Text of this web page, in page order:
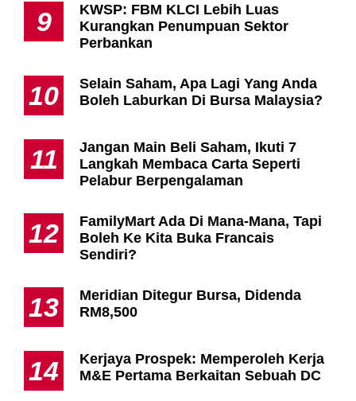
9
KWSP: FBM KLCI Lebih Luas
Kurangkan Penumpuan Sektor
Perbankan
10
Selain Saham, Apa Lagi Yang Anda
Boleh Laburkan Di Bursa Malaysia?
11
Jangan Main Beli Saham, Ikuti 7
Langkah Membaca Carta Seperti
Pelabur Berpengalaman
12
FamilyMart Ada Di Mana-Mana, Tapi
Boleh Ke Kita Buka Francais
Sendiri?
13
Meridian Ditegur Bursa, Didenda
RM8,500
14
Kerjaya Prospek: Memperoleh Kerja
M&E Pertama Berkaitan Sebuah DC